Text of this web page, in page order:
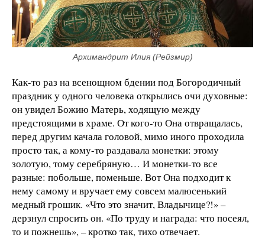
Архимандрит Илия (Рейзмир)
Как-то раз на всенощном бдении под Богородичный
праздник у одного человека открылись очи духовные:
он увидел Божию Матерь, ходящую между
предстоящими в храме. От кого-то Она отвращалась,
перед другим качала головой, мимо иного проходила
просто так, а кому-то раздавала монетки: этому
золотую, тому серебряную… И монетки-то все
разные: побольше, поменьше. Вот Она подходит к
нему самому и вручает ему совсем малюсенький
медный грошик. «Что это значит, Владычице?!» –
дерзнул спросить он. «По труду и награда: что посеял,
то и пожнешь», – кротко так, тихо отвечает.